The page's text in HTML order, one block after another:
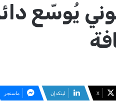
يُوسّع
‫X لينكدإن ماسنجر